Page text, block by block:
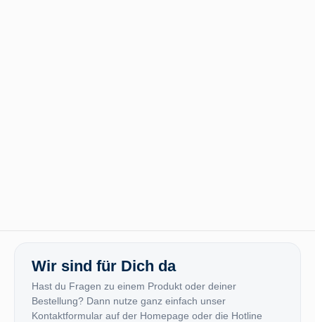
Wir sind für Dich da
Hast du Fragen zu einem Produkt oder deiner
Bestellung? Dann nutze ganz einfach unser
Kontaktformular auf der Homepage oder die Hotline